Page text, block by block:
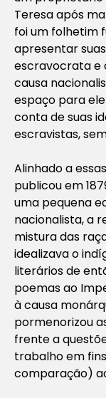
Teresa após
foi um folhetim
apresentar
escravocrata e
causa
espaço para
conta de suas
escravistas,
Alinhado a
publicou em
uma pequena
nacionalista, a
mistura das
idealizava o
literários de
poemas ao
à causa
pormenorizou
frente a
trabalho em
comparação)